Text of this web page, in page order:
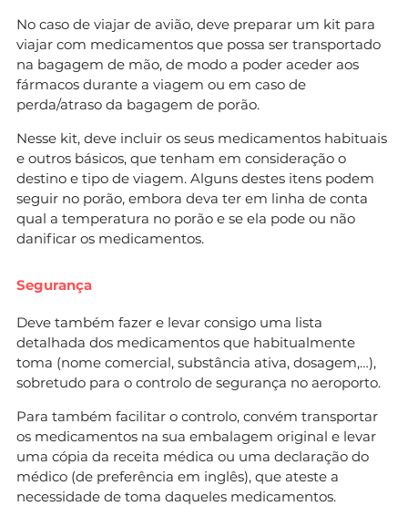
No caso de viajar de avião, deve preparar um kit para
viajar com medicamentos que possa ser transportado
na bagagem de mão, de modo a poder aceder aos
fármacos durante a viagem ou em caso de
perda/atraso da bagagem de porão.
Nesse kit, deve incluir os seus medicamentos habituais
e outros básicos, que tenham em consideração o
destino e tipo de viagem. Alguns destes itens podem
seguir no porão, embora deva ter em linha de conta
qual a temperatura no porão e se ela pode ou não
danificar os medicamentos.
Segurança
Deve também fazer e levar consigo uma lista
detalhada dos medicamentos que habitualmente
toma (nome comercial, substância ativa, dosagem,…),
sobretudo para o controlo de segurança no aeroporto.
Para também facilitar o controlo, convém transportar
os medicamentos na sua embalagem original e levar
uma cópia da receita médica ou uma declaração do
médico (de preferência em inglês), que ateste a
necessidade de toma daqueles medicamentos.